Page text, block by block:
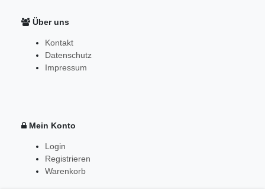
Über uns
Kontakt
Datenschutz
Impressum
Mein Konto
Login
Registrieren
Warenkorb